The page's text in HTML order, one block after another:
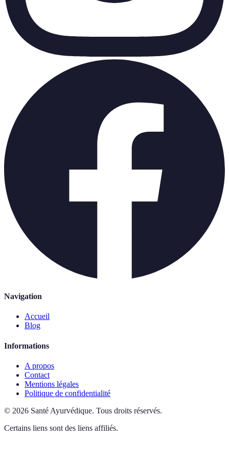
Navigation
Accueil
Blog
Informations
A propos
Contact
Mentions légales
Politique de confidentialité
© 2026 Santé Ayurvédique. Tous droits réservés.
Certains liens sont des liens affiliés.